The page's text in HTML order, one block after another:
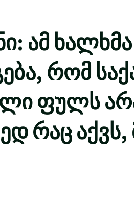
ამ
რომ
ფულს
რაც